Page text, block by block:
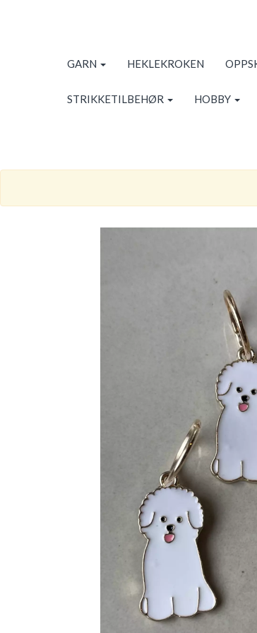
GARN HEKLEKROKEN
STRIKKETILBEHØR HOBBY